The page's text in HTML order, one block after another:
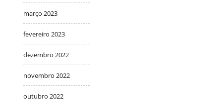
março 2023
fevereiro 2023
dezembro 2022
novembro 2022
outubro 2022